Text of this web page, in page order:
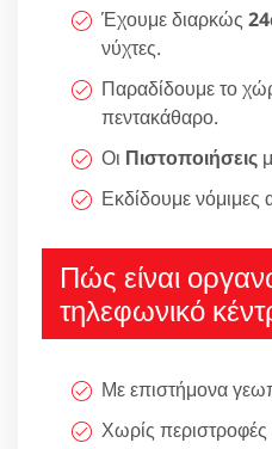
Έχουμε διαρκώς
νύχτες.
Παραδίδουμε το
πεντακάθαρο.
Οι Πιστοποιήσεις
Εκδίδουμε νόμιμες
Πώς είναι
τηλεφωνικό
Με επιστήμονα
Χωρίς περιστροφές